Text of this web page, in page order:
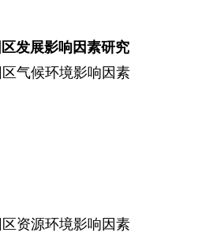
发展影响因素研究
气候环境影响因素
资源环境影响因素